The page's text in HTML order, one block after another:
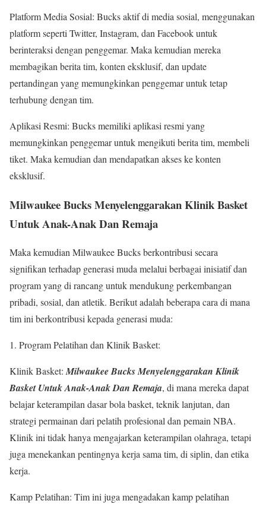
Platform Media Sosial: Bucks aktif di media sosial, menggunakan
platform seperti Twitter, Instagram, dan Facebook untuk
berinteraksi dengan penggemar. Maka kemudian mereka
membagikan berita tim, konten eksklusif, dan update
pertandingan yang memungkinkan penggemar untuk tetap
terhubung dengan tim.
Aplikasi Resmi: Bucks memiliki aplikasi resmi yang
memungkinkan penggemar untuk mengikuti berita tim, membeli
tiket. Maka kemudian dan mendapatkan akses ke konten
eksklusif.
Milwaukee Bucks Menyelenggarakan Klinik Basket
Untuk Anak-Anak Dan Remaja
Maka kemudian Milwaukee Bucks berkontribusi secara
signifikan terhadap generasi muda melalui berbagai inisiatif dan
program yang di rancang untuk mendukung perkembangan
pribadi, sosial, dan atletik. Berikut adalah beberapa cara di mana
tim ini berkontribusi kepada generasi muda:
1. Program Pelatihan dan Klinik Basket:
Klinik Basket:Milwaukee Bucks Menyelenggarakan Klinik
Basket Untuk Anak-Anak Dan Remaja, di mana mereka dapat
belajar keterampilan dasar bola basket, teknik lanjutan, dan
strategi permainan dari pelatih profesional dan pemain NBA.
Klinik ini tidak hanya mengajarkan keterampilan olahraga, tetapi
juga menekankan pentingnya kerja sama tim, di siplin, dan etika
kerja.
Kamp Pelatihan: Tim ini juga mengadakan kamp pelatihan